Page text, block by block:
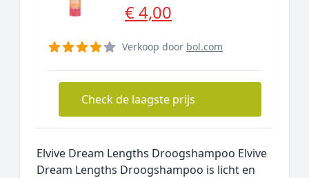
€ 4,00
Verkoop door bol.com
Check de laagste prijs
Elvive Dream Lengths Droogshampoo Elvive
Dream Lengths Droogshampoo is licht en